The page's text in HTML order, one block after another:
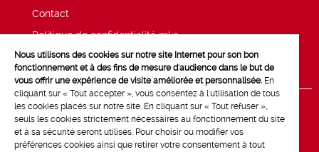
Contact
Politique de confidentialité mk2
Mentions légales
Nous utilisons des cookies sur notre site Internet pour son bon
fonctionnement et à des fins de mesure d'audience dans le but de
vous offrir une expérience de visite améliorée et personnalisée. En
cliquant sur « Tout accepter », vous consentez à l'utilisation de tous
les cookies placés sur notre site. En cliquant sur « Tout refuser »,
seuls les cookies strictement nécessaires au fonctionnement du site
et à sa sécurité seront utilisés. Pour choisir ou modifier vos
préférences cookies ainsi que retirer votre consentement à tout